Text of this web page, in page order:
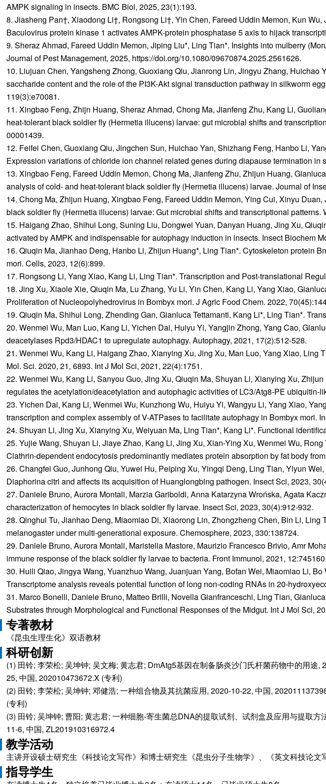
AMPK signaling in insects. BMC Biol, 2025, 23(1):193.
8. Jiasheng Pan†, Xiaodong Li†, Rongsong Li†, Yin Chen, Fareed Uddin Memon, Kun
Baculovirus protein kinase 1 activates AMPK-protein phosphatase 5 axis to hijack
9. Sheraz Ahmad, Fareed Uddin Memon, Jiping Liu*, Ling Tian*. Insights into mulberry
Journal of Pest Management, 2025, https://doi.org/10.1080/09670874.2025.2561626.
10. Liujuan Chen, Yangsheng Zhong, Guoxiang Qiu, Jianrong Lin, Jingyu Zhang,
saccharide content and the role of the PI3K-Akt signal transduction pathway in silkworm
119(3):e70081.
11. Xingbao Feng, Zhijn Huang, Sheraz Ahmad, Chong Ma, Jianfeng Zhu, Kang Li,
heat-tolerant black soldier fly (Hermetia illucens) larvae: gut microbial shifts and
00001439.
12. Feifei Chen, Guoxiang Qiu, Jingchen Sun, Huichao Yan, Shizhang Feng, Hanbo Li,
Expression variations of chloride ion channel related genes during diapause termination
13. Xingbao Feng, Fareed Uddin Memon, Chong Ma, Jianfeng Zhu, Zhijun Huang,
analysis of cold- and heat-tolerant black soldier fly (Hermetia illucens) larvae. Journal of
14. Chong Ma, Zhijun Huang, Xingbao Feng, Fareed Uddin Memon, Ying Cui, Xinyu
black soldier fly (Hermetia illucens) larvae: Gut microbial shifts and transcriptional patterns.
15. Haigang Zhao, Shihui Long, Suning Liu, Dongwei Yuan, Danyan Huang, Jing Xu,
activated by AMPK and indispensable for autophagy induction in insects. Insect Biochem
16. Qiuqin Ma, Jianhao Deng, Hanbo Li, Zhijun Huang*, Ling Tian*. Cytoskeleton protein
mori. Cells, 2023, 12(6):899.
17. Rongsong Li, Yang Xiao, Kang Li, Ling Tian*. Transcription and Post-translational
18. Jing Xu, Xiaole Xie, Qiuqin Ma, Lu Zhang, Yu Li, Yin Chen, Kang Li, Yang Xiao,
Proliferation of Nucleopolyhedrovirus in Bombyx mori. J Agric Food Chem. 2022,
19. Qiuqin Ma, Shihui Long, Zhending Gan, Gianluca Tettamanti, Kang Li*, Ling Tian*.
20. Wenmei Wu, Man Luo, Kang Li, Yichen Dai, Huiyu Yi, Yangjin Zhong, Yang Cao,
deacetylases Rpd3/HDAC1 to upregulate autophagy. Autophagy, 2021, 17(2):512-528.
21. Wenmei Wu, Kang Li, Haigang Zhao, Xianying Xu, Jing Xu, Man Luo, Yang Xiao,
Mol. Sci. 2020, 21, 6893. Int J Mol Sci, 2021, 22(4):1751.
22. Wenmei Wu, Kang Li, Sanyou Guo, Jing Xu, Qiuqin Ma, Shuyan Li, Xianying Xu,
regulates the acetylation/deacetylation and autophagic activities of LC3/Atg8-PE ubiquitin-
23. Yichen Dai, Kang Li, Wenmei Wu, Kunzhong Wu, Huiyu Yi, Wangyu Li, Yang Xiao,
transcription and complex assembly of V-ATPases to facilitate autophagy in Bombyx mori.
24. Shuyan Li, Jing Xu, Xianying Xu, Weiyuan Ma, Ling Tian*, Kang Li*. Functional
25. Yujie Wang, Shuyan Li, Jiaye Zhao, Kang Li, Jing Xu, Xian-Ying Xu, Wenmei Wu,
Clathrin-dependent endocytosis predominantly mediates protein absorption by fat body
26. Changfei Guo, Junhong Qiu, Yuwei Hu, Peiping Xu, Yingqi Deng, Ling Tian, Yiyun
Diaphorina citri and affects its acquisition of Huanglongbing pathogen. Insect Sci, 2023,
27. Daniele Bruno, Aurora Montali, Marzia Gariboldi, Anna Katarzyna Wrońska, Agata
characterization of hemocytes in black soldier fly larvae. Insect Sci, 2023, 30(4):912-932.
28. Qinghui Tu, Jianhao Deng, Miaomiao Di, Xiaorong Lin, Zhongzheng Chen, Bin Li,
melanogaster under multi-generational exposure. Chemosphere, 2023, 330:138724.
29. Daniele Bruno, Aurora Montali, Maristella Mastore, Maurizio Francesco Brivio, Amr
immune response of the black soldier fly larvae to bacteria. Front Immunol, 2021, 12:745160.
30. Huili Qiao, Jingya Wang, Yuanzhuo Wang, Juanjuan Yang, Bofan Wei, Miaomiao Li,
Transcriptome analysis reveals potential function of long non-coding RNAs in 20-
31. Marco Bonelli, Daniele Bruno, Matteo Brilli, Novella Gianfranceschi, Ling Tian,
Substrates through Morphological and Functional Responses of the Midgut. Int J Mol Sci,
专著教材
《昆虫生理生化》双语教材
科研创新
(1) 田铃; 李荣松; 吴坤钟; 吴文梅; 黄志君; DmAtg5基因在制备肠炎沙门氏杆菌药物中的用途,
25, 中国, 202010473672.X (专利)
(2) 田铃; 李荣松; 吴坤钟; 邓健浩; 一种组合物及其抗菌应用, 2020-10-22, 中国,
(专利)
(3) 田铃; 吴坤钟; 曹阳; 黄志君; 一种细胞-寄生菌总DNA的提取试剂、试剂盒及应用与提取方
11-6, 中国, ZL201910316972.4
教学活动
主讲开设硕士研究生《科技论文写作》和博士研究生《昆虫分子生物学》、《英文科技论
指导学生